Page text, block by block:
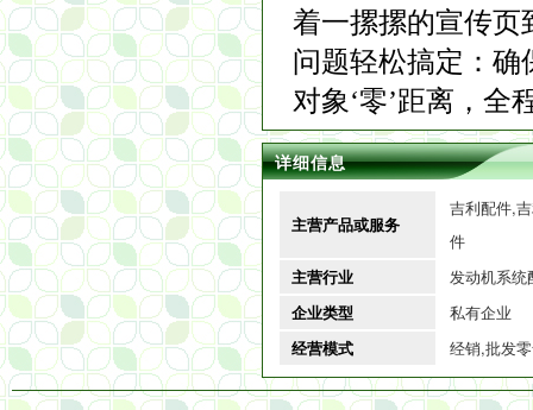
着一摞摞的宣传页
问题轻松搞定：确
对象‘零’距离，全
详细信息
主营产品或服务
吉利配件,
件
主营行业
发动机系统
企业类型
私有企业
经营模式
经销,批发